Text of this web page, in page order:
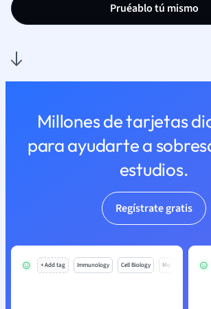
Pruéablo tú mismo
Millones de tarjetas
para ayudarte a
estudios.
Regístrate gratis
+ Add tag Immunology Cell Biology Mo